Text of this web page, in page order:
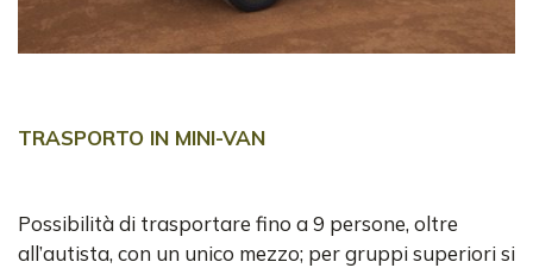
TRASPORTO IN MINI-VAN
Possibilità di trasportare fino a 9 persone, oltre
all’autista, con un unico mezzo; per gruppi superiori si